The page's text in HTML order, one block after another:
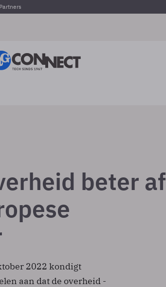
Partners
beter af
2022 kondigt
aan dat de overheid -